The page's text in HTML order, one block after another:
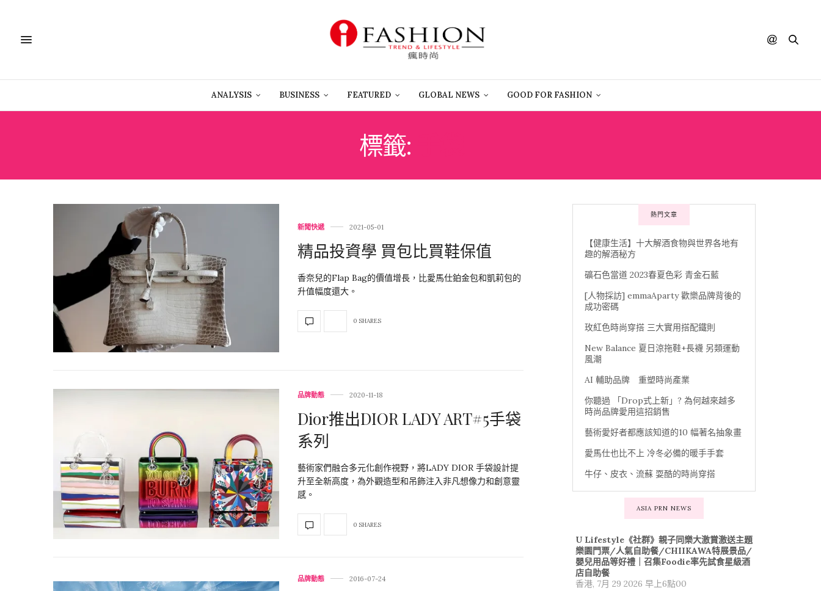
ANALYSIS BUSINESS FEATURED GLOBAL NEWS GOOD FOR FASHION
標籤:
新聞快遞 2021-05-01
精品投資學 買包比買鞋保值
香奈兒的Flap Bag的價值增長，比愛馬仕鉑金包和凱莉包的
升值幅度還大。
0 SHARES
品牌動態 2020-11-18
Dior推出DIOR LADY ART#5手袋
系列
藝術家們融合多元化創作視野，將LADY DIOR 手袋設計提
升至全新高度，為外觀造型和吊飾注入非凡想像力和創意靈
感。
0 SHARES
品牌動態 2016-07-24
熱門文章
【健康生活】十大解酒食物與世界各地有
趣的解酒秘方
礦石色當道 2023春夏色彩 青金石藍
[人物採訪] emmaAparty 歡樂品牌背後的
成功密碼
玫紅色時尚穿搭 三大實用搭配鐵則
New Balance 夏日涼拖鞋+長襪 另類運動
風潮
AI 輔助品牌 重塑時尚產業
你聽過 「Drop式上新」? 為何越來越多
時尚品牌愛用這招銷售
藝術愛好者都應該知道的10 幅著名抽象畫
愛馬仕也比不上 冷冬必備的暖手手套
牛仔、皮衣、流蘇 耍酷的時尚穿搭
ASIA PRN NEWS
U Lifestyle《社群》親子同樂大激賞激送主題
樂園門票/人氣自助餐/CHIIKAWA特展景品/
嬰兒用品等好禮｜召集Foodie率先試食星級酒
店自助餐
香港, 7月 29 2026 早上6點00